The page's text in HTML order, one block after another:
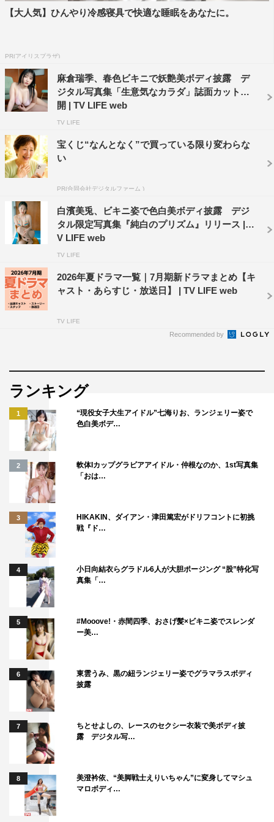
【大人気】ひんやり冷感寝具で快適な睡眠をあなたに。
PR(アイリスプラザ)
麻倉瑞季、春色ビキニで妖艶美ボディ披露 デ
ジタル写真集「生意気なカラダ」誌面カット公
開 | TV LIFE web
TV LIFE
宝くじ“なんとなく”で買っている限り変わらな
い
PR(合同会社デジタルファーム )
白濱美兎、ビキニ姿で色白美ボディ披露 デジ
タル限定写真集『純白のプリズム』リリース | T
V LIFE web
TV LIFE
2026年夏ドラマ一覧｜7月期新ドラマまとめ【キ
ャスト・あらすじ・放送日】 | TV LIFE web
TV LIFE
Recommended by
ランキング
1
“現役女子大生アイドル”七海りお、ランジェリー姿で
色白美ボデ…
2
軟体Iカップグラビアアイドル・仲根なのか、1st写真集
「おは…
3
HIKAKIN、ダイアン・津田篤宏がドリフコントに初挑
戦『ド…
4
小日向結衣らグラドル6人が大胆ポージング “股”特化写
真集「…
5
#Mooove!・赤間四季、おさげ髪×ビキニ姿でスレンダ
ー美…
6
東雲うみ、黒の紐ランジェリー姿でグラマラスボディ
披露
7
ちとせよしの、レースのセクシー衣装で美ボディ披
露 デジタル写…
8
美澄衿依、“美脚戦士えりいちゃん”に変身してマシュ
マロボディ…